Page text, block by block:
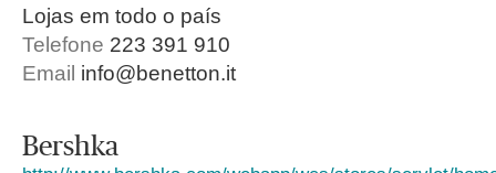
Lojas em todo o país
Telefone 223 391 910
Email info@benetton.it
Bershka